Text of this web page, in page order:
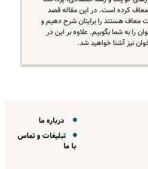
معاف کرده است. در این مقاله قصد
معاف هستند را برایتان شرح دهیم و
را به شما بگوییم. علاوه بر این در
نیز آشنا خواهید شد.
درباره ما
تبلیغات و تماس
با ما